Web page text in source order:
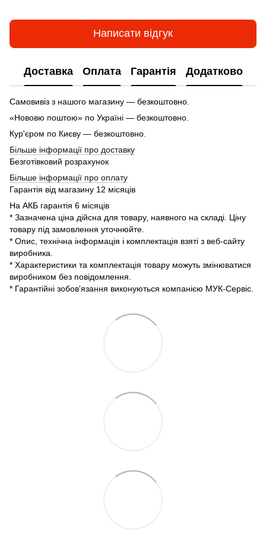
Написати відгук
Доставка Оплата Гарантія Додатково
Самовивіз з нашого магазину — безкоштовно.
«Нововю поштою» по Україні — безкоштовно.
Кур'єром по Києву — безкоштовно.
Більше інформації про доставку
Безготівковий розрахунок
Більше інформації про оплату
Гарантія від магазину 12 місяців
На АКБ гарантія 6 місяців
* Зазначена ціна дійсна для товару, наявного на складі. Ціну
товару під замовлення уточнюйте.
* Опис, технічна інформація і комплектація взяті з веб-сайту
виробника.
* Характеристики та комплектація товару можуть змінюватися
виробником без повідомлення.
* Гарантійні зобов'язання виконуються компанією МУК-Сервіс.